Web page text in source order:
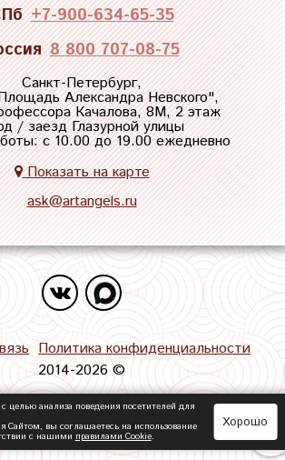
+7-900-634-65-35
8 800 707-08-75
Санкт-Петербург,
Александра Невского",
Качалова, 8М, 2 этаж
/ заезд Глазурной улицы
с 10.00 до 19.00 ежедневно
Показать на карте
ask@artangels.ru
Политика конфиденциальности
2014-2026 ©
целью анализа поведения посетителей для
Сайтом, вы соглашаетесь на использование
с нашими правилами Сookie.
Хорошо